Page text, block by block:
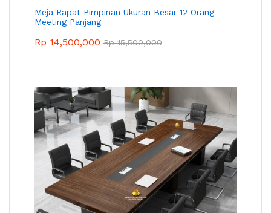
Meja Rapat Pimpinan Ukuran Besar 12 Orang
Meeting Panjang
Rp 14,500,000 Rp15,500,000